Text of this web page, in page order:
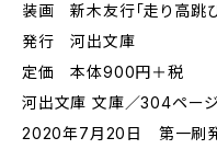
装画 新木友行「走り高跳び
発行 河出文庫
定価 本体900円＋税
河出文庫 文庫／304ページ
2020年7月20日 第一刷